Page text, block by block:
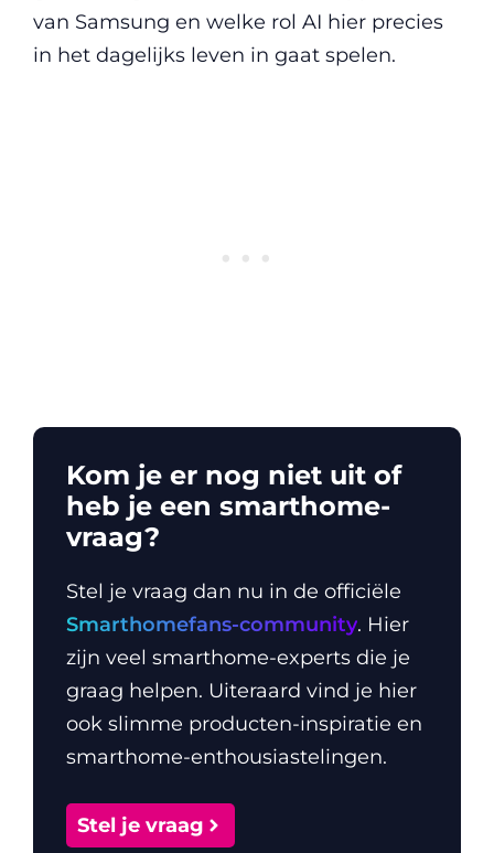
van Samsung en welke rol AI hier precies
in het dagelijks leven in gaat spelen.
Kom je er nog niet uit of
heb je een smarthome-
vraag?
Stel je vraag dan nu in de officiële
Smarthomefans-community. Hier
zijn veel smarthome-experts die je
graag helpen. Uiteraard vind je hier
ook slimme producten-inspiratie en
smarthome-enthousiastelingen.
Stel je vraag